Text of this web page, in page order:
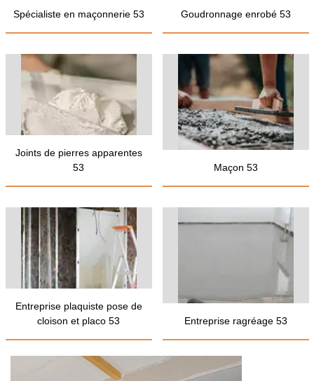
Spécialiste en maçonnerie 53 Goudronnage enrobé 53
Joints de pierres apparentes
53
Maçon 53
Entreprise plaquiste pose de
cloison et placo 53
Entreprise ragréage 53